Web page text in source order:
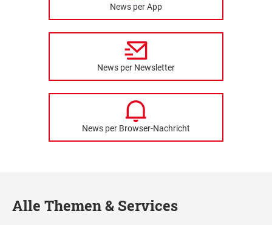
News per App
News per Newsletter
News per Browser-Nachricht
Alle Themen & Services